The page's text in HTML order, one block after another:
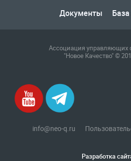
Документы
Ассоциация управляющих
"Новое Качество" ©
info@neo-q.ru
Разработка